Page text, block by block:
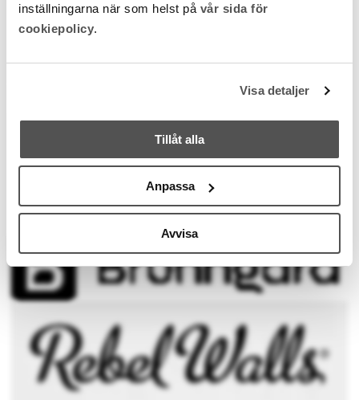
inställningarna när som helst på vår sida för
cookiepolicy.
Visa detaljer
Tillåt alla
Anpassa
Avvisa